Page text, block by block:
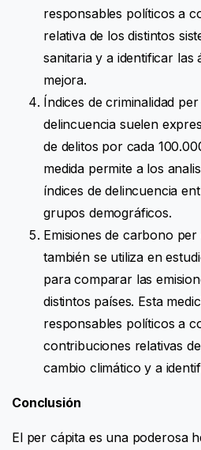
responsables políticos a
relativa de los distintos
sanitaria y a identificar las
mejora.
Índices de criminalidad
delincuencia suelen
de delitos por cada
medida permite a los
índices de delincuencia
grupos demográficos.
Emisiones de carbono
también se utiliza en
para comparar las
distintos países. Esta
responsables políticos a
contribuciones relativas
cambio climático y a
Conclusión
El per cápita es una poderosa